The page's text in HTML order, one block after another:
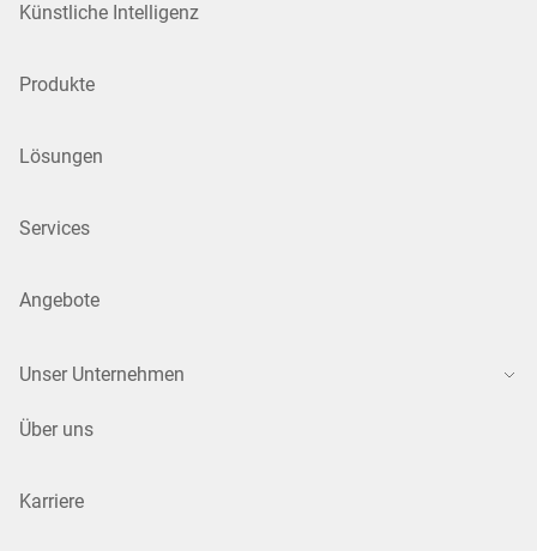
Künstliche Intelligenz
Produkte
Lösungen
Services
Angebote
Unser Unternehmen
Über uns
Karriere